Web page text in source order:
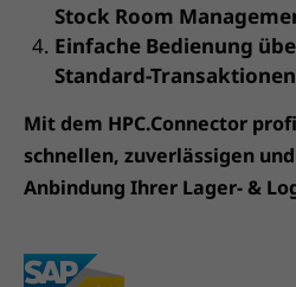
Stock Room
Einfache Bedienung
Standard-Transaktionen
Mit dem HPC.Connector
schnellen, zuverlässigen
Anbindung Ihrer Lager- &